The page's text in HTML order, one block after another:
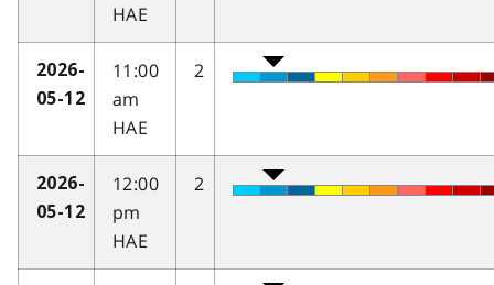
HAE
2026-
05-12
11:00
am
HAE
2
2026-
05-12
12:00
pm
HAE
2